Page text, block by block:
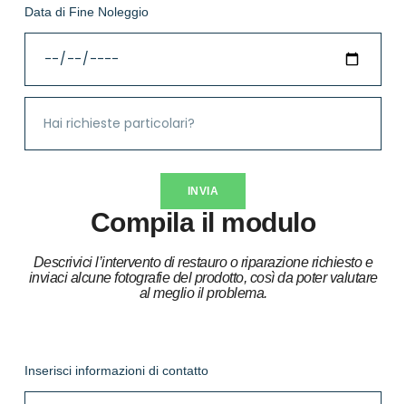
Data di Fine Noleggio
INVIA
Compila il modulo
Descrivici l’intervento di restauro o riparazione richiesto e
inviaci alcune fotografie del prodotto, così da poter valutare
al meglio il problema.
Inserisci informazioni di contatto